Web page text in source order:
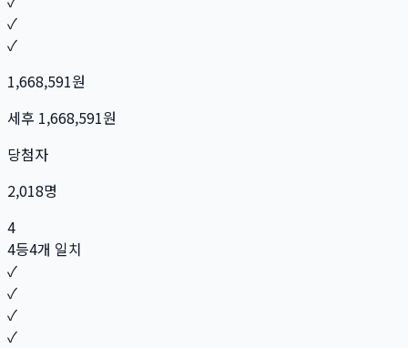
✓
✓
1,668,591원
세후 1,668,591원
당첨자
2,018명
4
4등4개 일치
✓
✓
✓
✓